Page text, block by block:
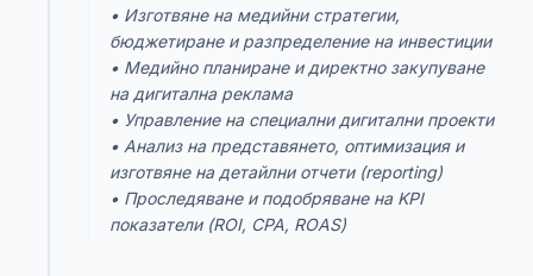
• Изготвяне на медийни стратегии,
бюджетиране и разпределение на инвестиции
• Медийно планиране и директно закупуване
на дигитална реклама
• Управление на специални дигитални проекти
• Анализ на представянето, оптимизация и
изготвяне на детайлни отчети (reporting)
• Проследяване и подобряване на KPI
показатели (ROI, CPA, ROAS)